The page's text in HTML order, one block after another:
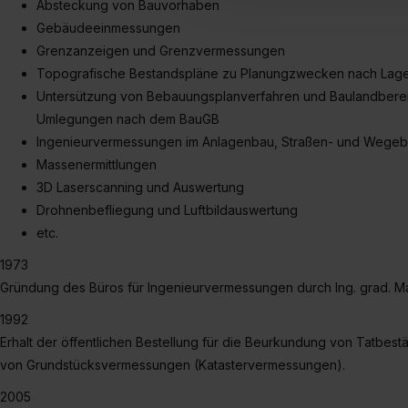
umfasst hierbei die
verfügen über kein
jederzeit mit Wirkung für
„Datenschutz-
„Details zeigen“. Weitere
Absteckung von Bauvorhaben
Gebäudeeinmessungen
Grenzanzeigen und Grenzvermessungen
Topografische Bestandspläne zu Planungzwecken nach
Untersützung von Bebauungsplanverfahren und
Umlegungen nach dem BauGB
Ingenieurvermessungen im Anlagenbau, Straßen- und
Massenermittlungen
3D Laserscanning und Auswertung
Drohnenbefliegung und Luftbildauswertung
etc.
1973
Gründung des Büros für Ingenieurvermessungen durch Ing. grad.
1992
Erhalt der öffentlichen Bestellung für die Beurkundung von
von Grundstücksvermessungen (Katastervermessungen).
2005